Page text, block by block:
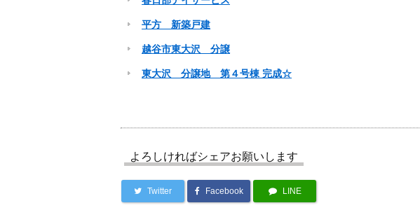
平方 新築戸建
越谷市東大沢 分譲
東大沢 分譲地 第４号棟 完成☆
よろしければシェアお願いします
Twitter Facebook LINE